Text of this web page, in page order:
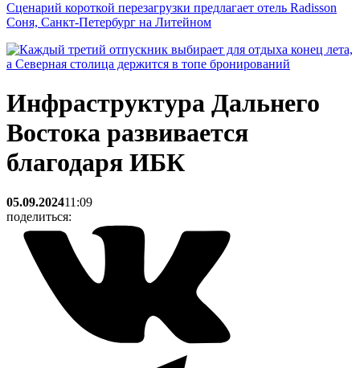
Сценарий короткой перезагрузки предлагает отель Radisson
Соня, Санкт-Петербург на Литейном
Инфраструктура Дальнего
Востока развивается
благодаря ИБК
05.09.202411:09
поделиться: